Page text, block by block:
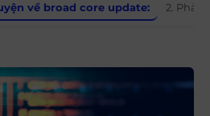
về broad core update: 2. Phản